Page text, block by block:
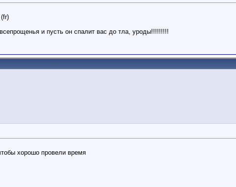
и пусть он спалит вас до тла, уроды!!!!!!!!!
хорошо провели время